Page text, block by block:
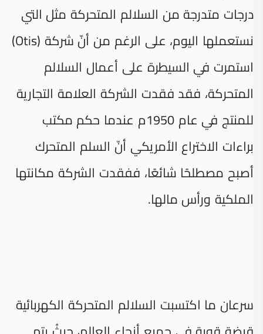
درجات متدرجة من السلالم المتحركة مثل التي
نستعملها اليوم، على الرغم من أنّ شركة (Otis)
استمرت في السيطرة على أعمال السلالم
المتحركة، فقد فقدت الشركة العلامة التجارية
للمنتج في عام 1950م عندما حكم مكتب
براءات الاختراع الأمريكي أنّ السلم المتحرك
أصبح مصطلحًا شائعًا، ففقدت الشركة مكانتها
الملكية ورأس مالها.
سرعان ما اكتسبت السلالم المتحركة الكهربائية